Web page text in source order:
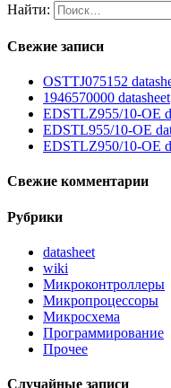
Найти:
Свежие записи
OSTTJ075152
1946570000 datasheet
EDSTLZ955/10-OE
EDSTL955/10-OE
EDSTLZ950/10-OE
Свежие комментарии
Рубрики
datasheet
wiki
Микроконтроллеры
Микропроцессоры
Микросхема
Программирование
Прочее
Случайные записи